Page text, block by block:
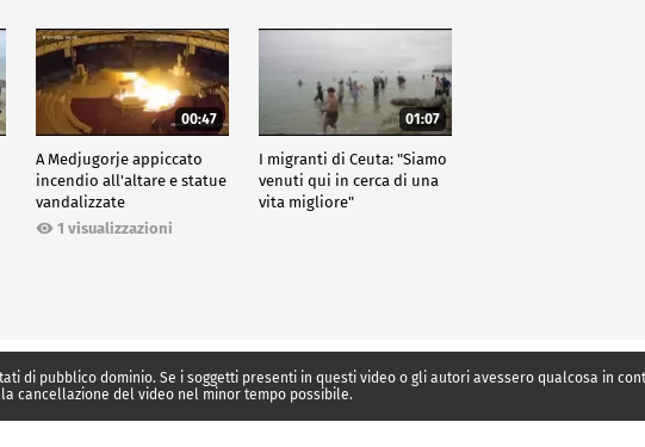
00:47
A Medjugorje appiccato
incendio all'altare e statue
vandalizzate
1 visualizzazioni
01:07
I migranti di Ceuta: "Siamo
venuti qui in cerca di una
vita migliore"
di pubblico dominio. Se i soggetti presenti in questi video o gli autori avessero qualcosa in
cancellazione del video nel minor tempo possibile.